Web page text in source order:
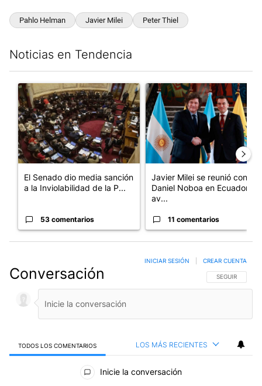
Pahlo Helman Javier Milei Peter Thiel
Noticias en Tendencia
Un artículo de tendencia con el título "El Senado dio media
El Senado dio media sanción
a la Inviolabilidad de la P...
53 comentarios
Un artículo de tendencia con
Javier Milei se reunió con
Daniel Noboa en Ecuador y
av...
11 comentarios
Conversación SIGA ESTA
SEGUIR
INICIAR SESIÓN CREAR CUENTA
TODOS LOS COMENTARIOS LOS MÁS RECIENTES
Todos los comentarios
Inicie la conversación